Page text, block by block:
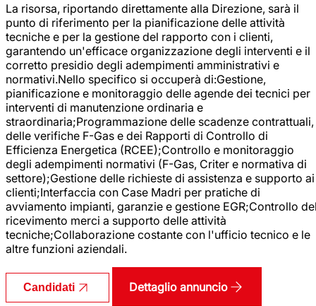
La risorsa, riportando direttamente alla Direzione, sarà il
punto di riferimento per la pianificazione delle attività
tecniche e per la gestione del rapporto con i clienti,
garantendo un'efficace organizzazione degli interventi e il
corretto presidio degli adempimenti amministrativi e
normativi.Nello specifico si occuperà di:Gestione,
pianificazione e monitoraggio delle agende dei tecnici per
interventi di manutenzione ordinaria e
straordinaria;Programmazione delle scadenze contrattuali,
delle verifiche F-Gas e dei Rapporti di Controllo di
Efficienza Energetica (RCEE);Controllo e monitoraggio
degli adempimenti normativi (F-Gas, Criter e normativa di
settore);Gestione delle richieste di assistenza e supporto ai
clienti;Interfaccia con Case Madri per pratiche di
avviamento impianti, garanzie e gestione EGR;Controllo
ricevimento merci a supporto delle attività
tecniche;Collaborazione costante con l'ufficio tecnico e le
altre funzioni aziendali.
Candidati Dettaglio annuncio